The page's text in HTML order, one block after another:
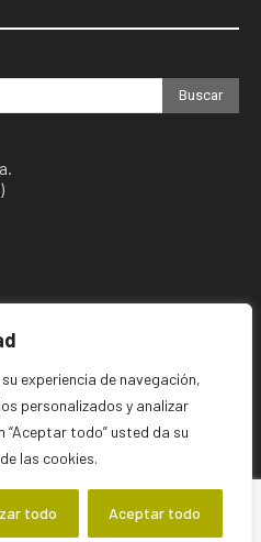
experiencia de navegación,
personalizados y analizar
todo” usted da su
las cookies.
todo Aceptar todo
Buscar